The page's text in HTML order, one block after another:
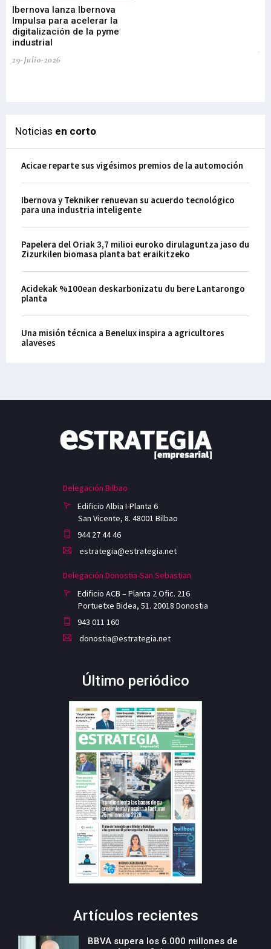
Ibernova lanza Ibernova
Impulsa para acelerar la
digitalización de la pyme
industrial
29-Julio-2026
Noticias en corto
Acicae reparte sus vigésimos premios de la automoción
Ibernova y Tekniker renuevan su acuerdo tecnológico
para una industria inteligente
Papelera del Oriak 3,7 milioi euroko dirulaguntza jaso du
Zizurkilen biomasa planta bat eraikitzeko
Acidekak %100ean deskarbonizatu du bere Lantarongo
planta
Una misión técnica a Benelux inspira a agricultores
alaveses
Delegación Bilbao
Edificio Albia I-Planta 6
San Vicente, 8. 48001 Bilbao
944 27 44 46
estrategia@estrategia.net
Delegación Donostia-San Sebastian
Edificio ACB – Planta 2 Ofic. 216
Portuetxe Bidea, 51. 20018 Donostia
943 011 160
donostia@estrategia.net
Último periódico
Artículos recientes
BBVA supera los 6.000 millones de